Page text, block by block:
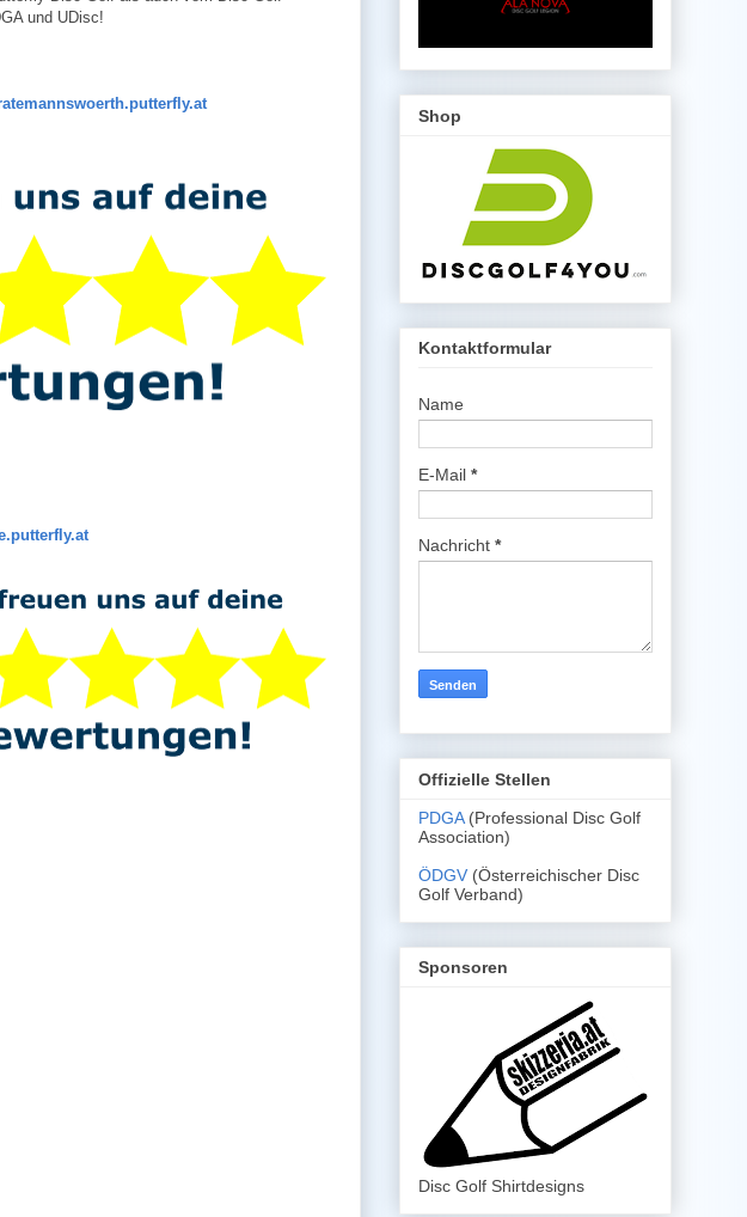
und UDisc!
Shop
Kontaktformular
Name
E-Mail *
Nachricht *
Offizielle Stellen
PDGA (Professional Disc Golf
Association)
ÖDGV (Österreichischer Disc
Golf Verband)
Sponsoren
Disc Golf Shirtdesigns